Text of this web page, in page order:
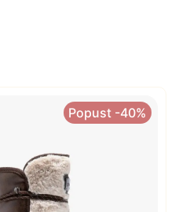
Popust -40%